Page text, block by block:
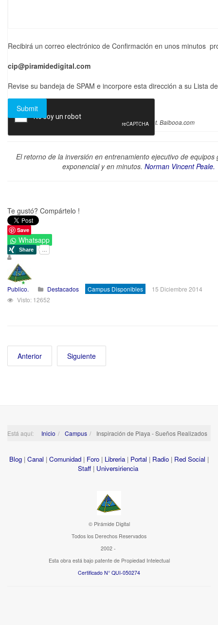
Recibirá un correo electrónico de Confirmación en unos minutos
cip@piramidedigital.com
Revise su bandeja de SPAM e incorpore esta dirección a su Lista
makes it right. Balbooa.com
El retorno de la inversión en entrenamiento ejecutivo de equipos
exponencial y en minutos. Norman Vincent Peale.
Te gustó? Compártelo !
Save
Whatsapp
Publico. Destacados Campus Disponibles
15 Diciembre 2014
Visto: 12652
Anterior Siguiente
Está aquí: Inicio Campus Inspiración de Playa - Sueños Realizados
Blog | Canal | Comunidad | Foro | Libreria | Portal | Radio | Red Social |
Staff | Universiriencia
© Pirámide Digital
Todos los Derechos Reservados
2002 -
Esta obra está bajo patente de Propiedad Intelectual
Certificado N° QUI-050274